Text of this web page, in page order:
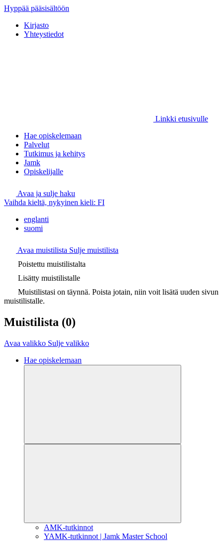
Hyppää pääsisältöön
Kirjasto
Yhteystiedot
Linkki etusivulle
Hae opiskelemaan
Palvelut
Tutkimus ja kehitys
Jamk
Opiskelijalle
Avaa ja sulje haku
Vaihda kieltä, nykyinen kieli: FI
englanti
suomi
Avaa muistilista Sulje muistilista
Poistettu muistilistalta
Lisätty muistilistalle
Muistilistasi on täynnä. Poista jotain, niin voit lisätä uuden sivun
muistilistalle.
Muistilista (0)
Avaa valikko Sulje valikko
Hae opiskelemaan
AMK-tutkinnot
YAMK-tutkinnot | Jamk Master School